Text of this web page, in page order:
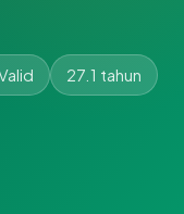
27.1 tahun